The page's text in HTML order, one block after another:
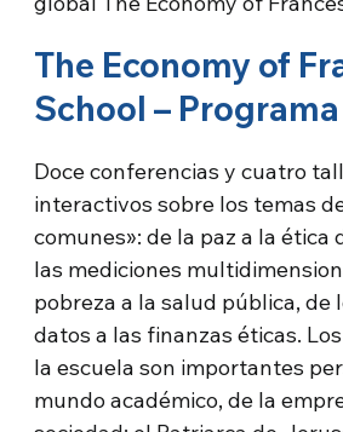
The Economy of
School – Programa
Doce conferencias y cuatro
interactivos sobre los temas
comunes»: de la paz a la ética
las mediciones
pobreza a la salud pública, de
datos a las finanzas éticas.
la escuela son importantes
mundo académico, de la